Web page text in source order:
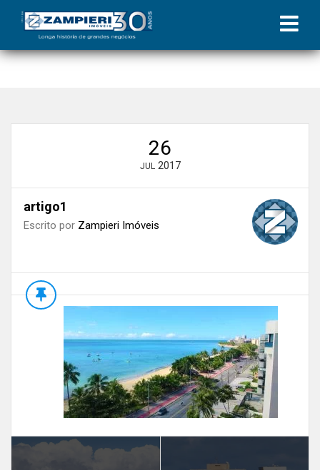
Início»Blog»5 motivos para viver em Maceió
26
JUL 2017
artigo1
Escrito por Zampieri Imóveis